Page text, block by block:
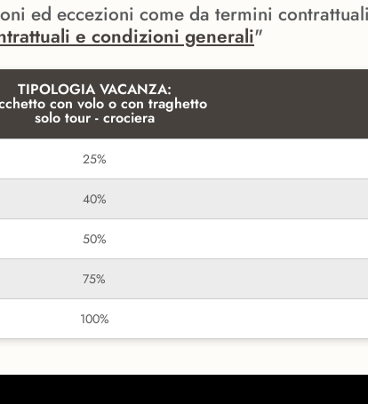
ed eccezioni come da termini contrattuali
e condizioni generali"
TIPOLOGIA VACANZA:
con volo o con traghetto
solo tour - crociera
25%
40%
50%
75%
100%